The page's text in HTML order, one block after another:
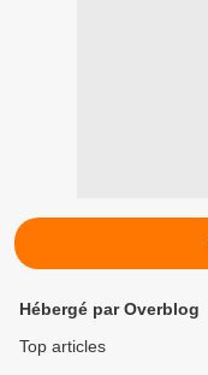
Hébergé par Overblog
Top articles